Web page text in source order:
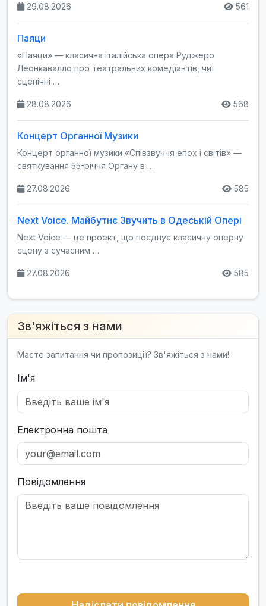
29.08.2026 561
Паяци
«Паяци» — класична італійська опера Руджеро
Леонкавалло про театральних комедіантів, чиї
сценічні …
28.08.2026 568
Концерт Органної Музики
Концерт органної музики «Співзвуччя епох і світів» —
святкування 55-річчя Органу в …
27.08.2026 585
Next Voice. Майбутнє Звучить в Одеській Опері
Next Voice — це проект, що поєднує класичну оперну
сцену з сучасним …
27.08.2026 585
Зв'яжіться з нами
Маєте запитання чи пропозиції? Зв'яжіться з нами!
Ім'я
Електронна пошта
Повідомлення